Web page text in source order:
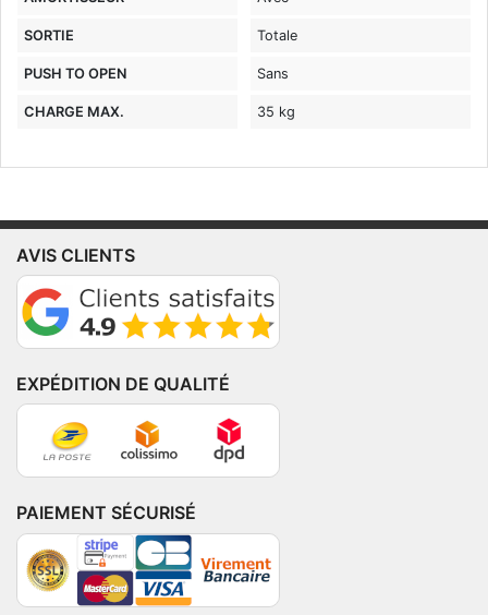
SORTIE Totale
PUSH TO OPEN Sans
CHARGE MAX. 35 kg
AVIS CLIENTS
EXPÉDITION DE QUALITÉ
PAIEMENT SÉCURISÉ